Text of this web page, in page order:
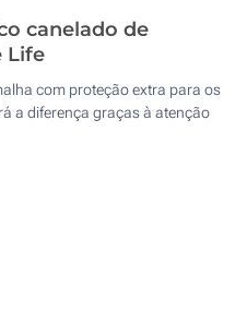
canelado de
Life
com proteção extra para os
a diferença graças à atenção